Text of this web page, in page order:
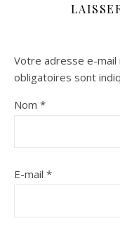
Votre adresse e-mail
obligatoires sont
Nom *
E-mail *